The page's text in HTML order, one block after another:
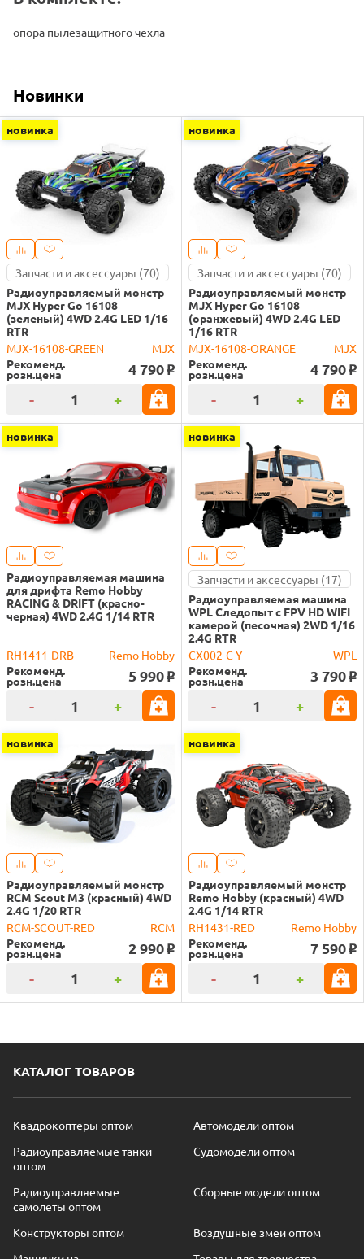
опора пылезащитного чехла
Новинки
новинка
Запчасти и аксессуары (70)
Радиоуправляемый монстр
MJX Hyper Go 16108
(зеленый) 4WD 2.4G LED 1/16
RTR
MJX-16108-GREEN
MJX
Рекоменд.
розн.цена 4 790 o
- +
новинка
Запчасти и аксессуары (70)
Радиоуправляемый монстр
MJX Hyper Go 16108
(оранжевый) 4WD 2.4G LED
1/16 RTR
MJX-16108-ORANGE
MJX
Рекоменд.
розн.цена 4 790 o
- +
новинка
Радиоуправляемая машина
для дрифта Remo Hobby
RACING & DRIFT (красно-
черная) 4WD 2.4G 1/14 RTR
RH1411-DRB
Remo Hobby
Рекоменд.
розн.цена 5 990 o
- +
новинка
Запчасти и аксессуары (17)
Радиоуправляемая машина
WPL Следопыт с FPV HD WIFI
камерой (песочная) 2WD 1/16
2.4G RTR
CX002-C-Y
WPL
Рекоменд.
розн.цена 3 790 o
- +
новинка
Радиоуправляемый монстр
RCM Scout M3 (красный) 4WD
2.4G 1/20 RTR
RCM-SCOUT-RED
RCM
Рекоменд.
розн.цена 2 990 o
- +
новинка
Радиоуправляемый монстр
Remo Hobby (красный) 4WD
2.4G 1/14 RTR
RH1431-RED
Remo Hobby
Рекоменд.
розн.цена 7 590 o
- +
КАТАЛОГ ТОВАРОВ
Квадрокоптеры оптом
Автомодели оптом
Радиоуправляемые танки
оптом
Судомодели оптом
Радиоуправляемые
самолеты оптом
Сборные модели оптом
Конструкторы оптом
Воздушные змеи оптом